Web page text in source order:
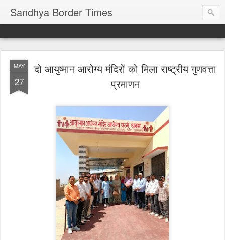
Sandhya Border Times
MAY
27
दो आयुष्मान आरोग्य मंदिरों को मिला राष्ट्रीय गुणवत्ता
प्रमाणन